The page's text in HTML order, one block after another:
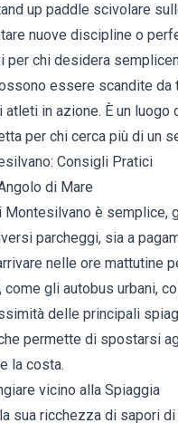
up paddle scivolare
nuove discipline o
per chi desidera
essere scandite
in azione. È un
per chi cerca più di un
Consigli Pratici
di Mare
Montesilvano è semplice,
parcheggi, sia a
nelle ore mattutine
gli autobus urbani,
delle principali
permette di spostarsi
la costa.
vicino alla Spiaggia
sua ricchezza di sapori